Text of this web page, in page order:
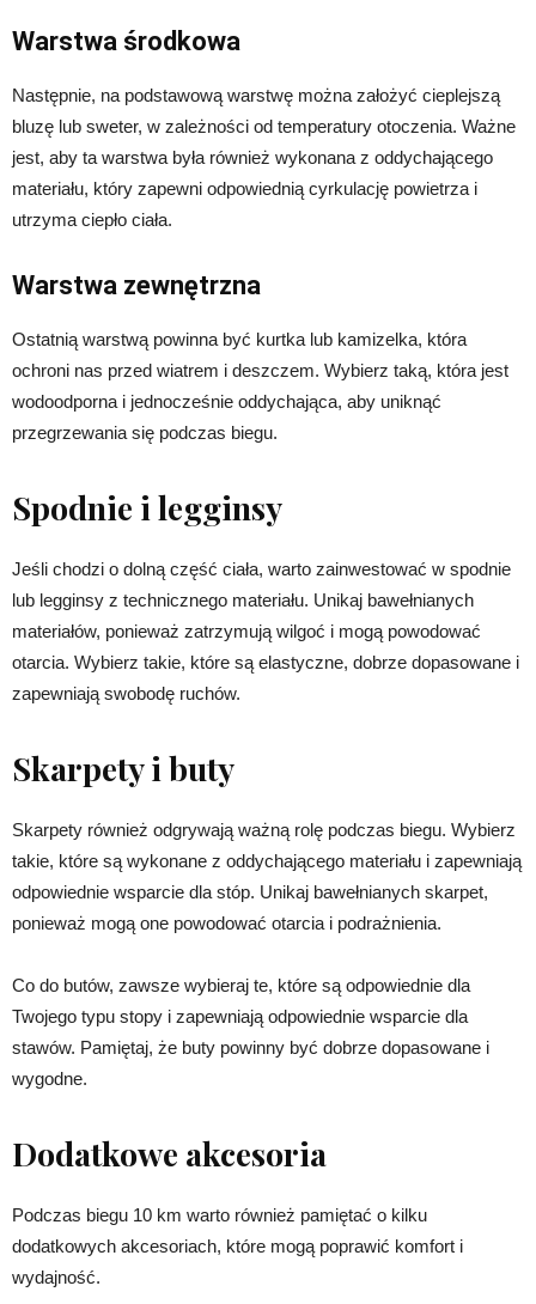
Warstwa środkowa
Następnie, na podstawową warstwę można założyć cieplejszą
bluzę lub sweter, w zależności od temperatury otoczenia. Ważne
jest, aby ta warstwa była również wykonana z oddychającego
materiału, który zapewni odpowiednią cyrkulację powietrza i
utrzyma ciepło ciała.
Warstwa zewnętrzna
Ostatnią warstwą powinna być kurtka lub kamizelka, która
ochroni nas przed wiatrem i deszczem. Wybierz taką, która jest
wodoodporna i jednocześnie oddychająca, aby uniknąć
przegrzewania się podczas biegu.
Spodnie i legginsy
Jeśli chodzi o dolną część ciała, warto zainwestować w spodnie
lub legginsy z technicznego materiału. Unikaj bawełnianych
materiałów, ponieważ zatrzymują wilgoć i mogą powodować
otarcia. Wybierz takie, które są elastyczne, dobrze dopasowane i
zapewniają swobodę ruchów.
Skarpety i buty
Skarpety również odgrywają ważną rolę podczas biegu. Wybierz
takie, które są wykonane z oddychającego materiału i zapewniają
odpowiednie wsparcie dla stóp. Unikaj bawełnianych skarpet,
ponieważ mogą one powodować otarcia i podrażnienia.
Co do butów, zawsze wybieraj te, które są odpowiednie dla
Twojego typu stopy i zapewniają odpowiednie wsparcie dla
stawów. Pamiętaj, że buty powinny być dobrze dopasowane i
wygodne.
Dodatkowe akcesoria
Podczas biegu 10 km warto również pamiętać o kilku
dodatkowych akcesoriach, które mogą poprawić komfort i
wydajność.